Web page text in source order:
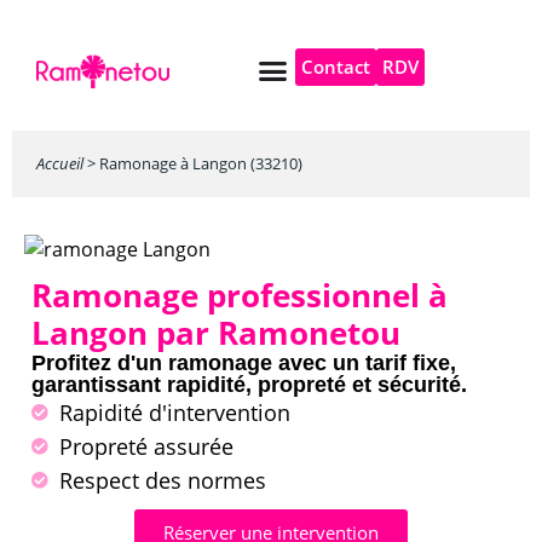
Contact RDV
Accueil> Ramonage à Langon (33210)
Ramonage professionnel à
Langon par Ramonetou
Profitez d'un ramonage avec un tarif fixe,
garantissant rapidité, propreté et sécurité.
Rapidité d'intervention
Propreté assurée
Respect des normes
Réserver une intervention